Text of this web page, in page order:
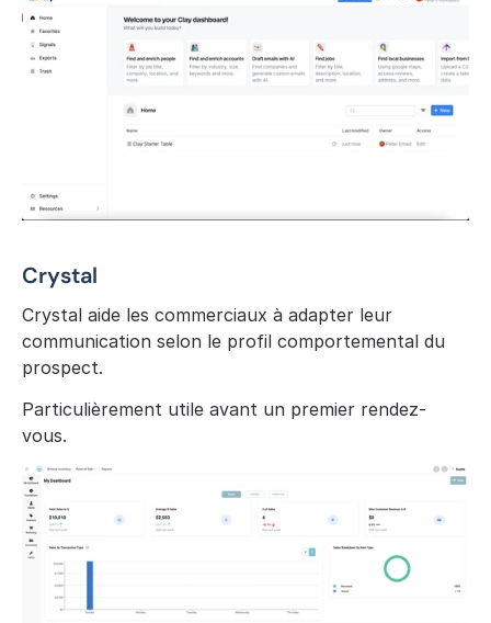
Crystal
Crystal aide les commerciaux à adapter leur
communication selon le profil comportemental du
prospect.
Particulièrement utile avant un premier rendez-
vous.